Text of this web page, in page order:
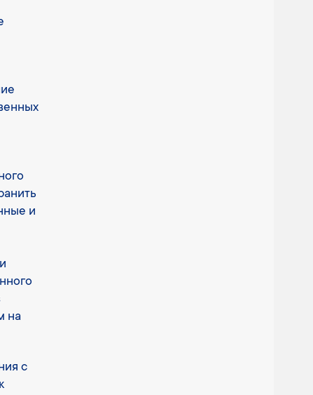
и
на
с